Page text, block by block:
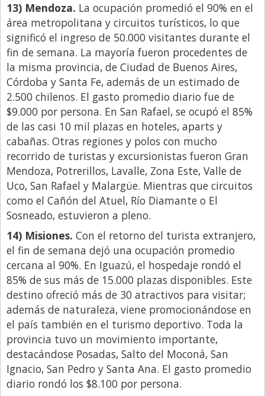
13) Mendoza. La ocupación promedió el 90% en el
área metropolitana y circuitos turísticos, lo que
significó el ingreso de 50.000 visitantes durante el
fin de semana. La mayoría fueron procedentes de
la misma provincia, de Ciudad de Buenos Aires,
Córdoba y Santa Fe, además de un estimado de
2.500 chilenos. El gasto promedio diario fue de
$9.000 por persona. En San Rafael, se ocupó el 85%
de las casi 10 mil plazas en hoteles, aparts y
cabañas. Otras regiones y polos con mucho
recorrido de turistas y excursionistas fueron Gran
Mendoza, Potrerillos, Lavalle, Zona Este, Valle de
Uco, San Rafael y Malargüe. Mientras que circuitos
como el Cañón del Atuel, Río Diamante o El
Sosneado, estuvieron a pleno.
14) Misiones. Con el retorno del turista extranjero,
el fin de semana dejó una ocupación promedio
cercana al 90%. En Iguazú, el hospedaje rondó el
85% de sus más de 15.000 plazas disponibles. Este
destino ofreció más de 30 atractivos para visitar;
además de naturaleza, viene promocionándose en
el país también en el turismo deportivo. Toda la
provincia tuvo un movimiento importante,
destacándose Posadas, Salto del Moconá, San
Ignacio, San Pedro y Santa Ana. El gasto promedio
diario rondó los $8.100 por persona.